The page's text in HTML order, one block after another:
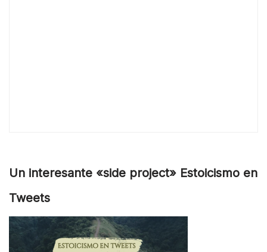
Un interesante «side project» Estoicismo en
Tweets